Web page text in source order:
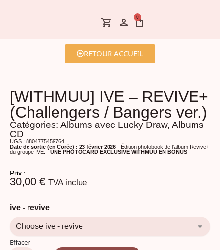
0
RETOUR ACCUEIL
[WITHMUU] IVE – REVIVE+
(Challengers / Bangers ver.)
Catégories: Albums avec Lucky Draw, Albums
CD
UGS : 8804775459764
Date de sortie (en Corée) : 23 février 2026 - Édition photobook de l'album Revive+
du groupe IVE. - UNE PHOTOCARD EXCLUSIVE WITHMUU EN BONUS
Prix :
30,00 € TVA inclue
ive - revive
Effacer